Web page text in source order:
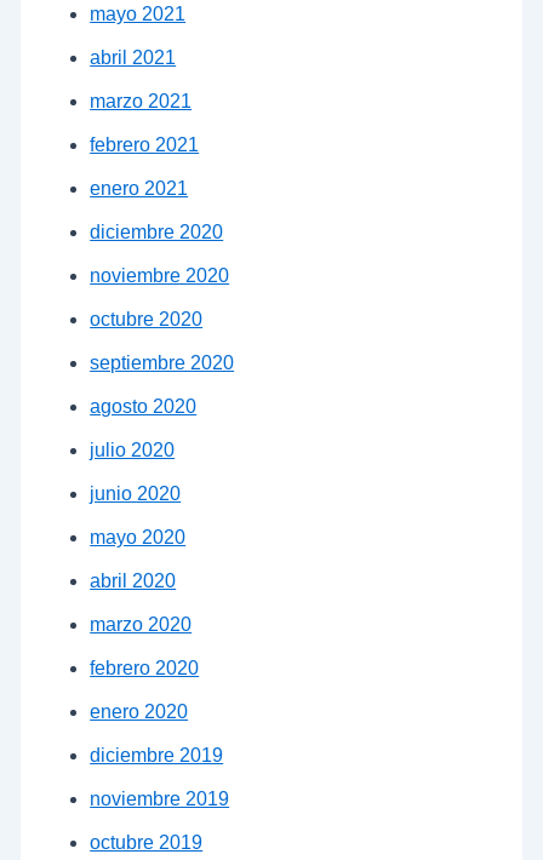
mayo 2021
abril 2021
marzo 2021
febrero 2021
enero 2021
diciembre 2020
noviembre 2020
octubre 2020
septiembre 2020
agosto 2020
julio 2020
junio 2020
mayo 2020
abril 2020
marzo 2020
febrero 2020
enero 2020
diciembre 2019
noviembre 2019
octubre 2019